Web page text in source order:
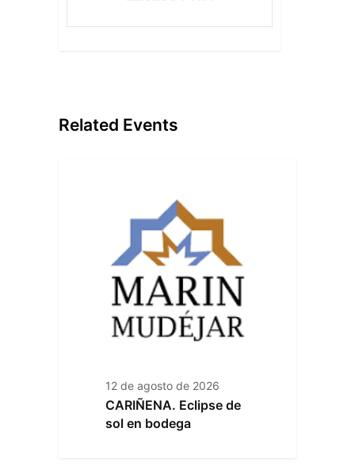
Related Events
12 de agosto de 2026
CARIÑENA. Eclipse de
sol en bodega